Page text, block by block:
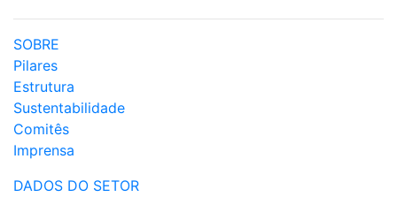
SOBRE
Pilares
Estrutura
Sustentabilidade
Comitês
Imprensa
DADOS DO SETOR